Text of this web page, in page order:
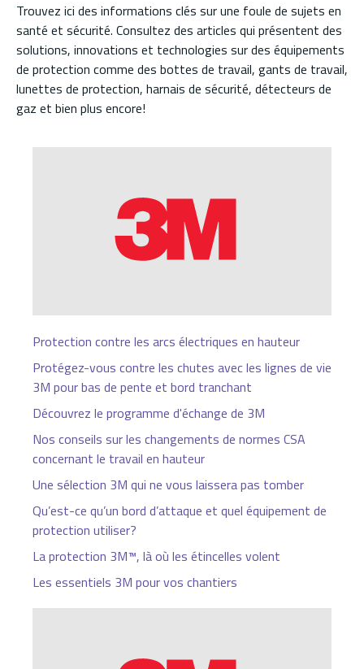
Trouvez ici des informations clés sur une foule de sujets en
santé et sécurité. Consultez des articles qui présentent des
solutions, innovations et technologies sur des équipements
de protection comme des bottes de travail, gants de travail,
lunettes de protection, harnais de sécurité, détecteurs de
gaz et bien plus encore!
Protection contre les arcs électriques en hauteur
Protégez-vous contre les chutes avec les lignes de vie
3M pour bas de pente et bord tranchant
Découvrez le programme d'échange de 3M
Nos conseils sur les changements de normes CSA
concernant le travail en hauteur
Une sélection 3M qui ne vous laissera pas tomber
Qu’est-ce qu’un bord d’attaque et quel équipement de
protection utiliser?
La protection 3M™, là où les étincelles volent
Les essentiels 3M pour vos chantiers